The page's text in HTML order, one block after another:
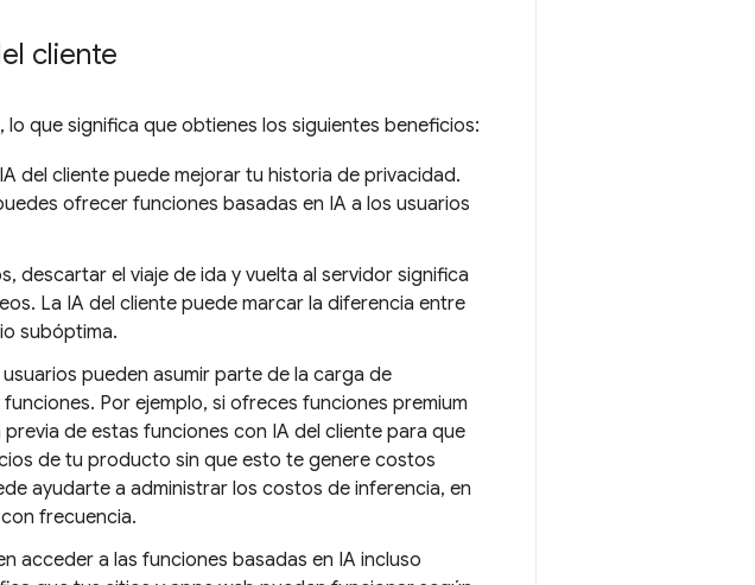
cliente
, lo que significa que obtienes los siguientes beneficios:
del cliente puede mejorar tu historia de privacidad.
ofrecer funciones basadas en IA a los usuarios
descartar el viaje de ida y vuelta al servidor significa
La IA del cliente puede marcar la diferencia entre
subóptima.
pueden asumir parte de la carga de
Por ejemplo, si ofreces funciones premium
de estas funciones con IA del cliente para que
de tu producto sin que esto te genere costos
ayudarte a administrar los costos de inferencia, en
frecuencia.
acceder a las funciones basadas en IA incluso